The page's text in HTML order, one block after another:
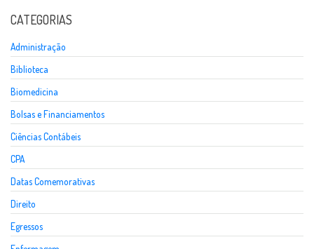
CATEGORIAS
Administração
Biblioteca
Biomedicina
Bolsas e Financiamentos
Ciências Contábeis
CPA
Datas Comemorativas
Direito
Egressos